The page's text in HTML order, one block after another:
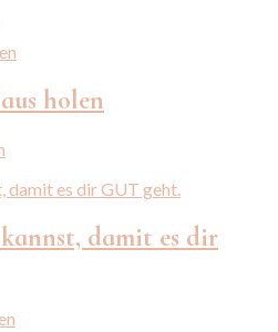
holen
damit es dir